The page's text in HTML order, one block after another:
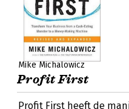
Mike Michalowicz
Profit First
Profit First heeft de